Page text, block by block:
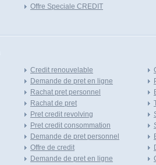
Offre Speciale CREDIT
Credit renouvelable
Demande de pret en ligne
Rachat pret personnel
Rachat de pret
Pret credit revolving
Pret credit consommation
Demande de pret personnel
Offre de credit
Demande de pret en ligne